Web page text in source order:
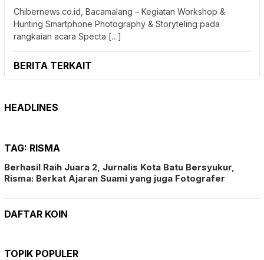
Chibernews.co.id, Bacamalang – Kegiatan Workshop &
Hunting Smartphone Photography & Storyteling pada
rangkaian acara Specta […]
BERITA TERKAIT
HEADLINES
TAG: RISMA
Berhasil Raih Juara 2, Jurnalis Kota Batu Bersyukur,
Risma: Berkat Ajaran Suami yang juga Fotografer
DAFTAR KOIN
TOPIK POPULER